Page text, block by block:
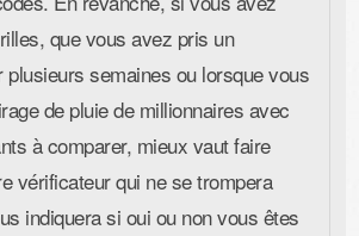
que vous avez pris un
plusieurs semaines ou lorsque vous
de pluie de millionnaires avec
à comparer, mieux vaut faire
vérificateur qui ne se trompera
indiquera si oui ou non vous êtes